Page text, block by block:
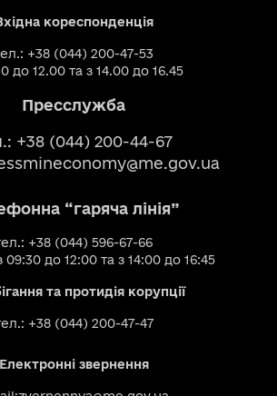
кореспонденція
+38 (044) 200-47-53
до 12.00 та з 14.00 до 16.45
Пресслужба
+38 (044) 200-44-67
“гаряча лінія”
+38 (044) 596-67-66
до 12:00 та з 14:00 до 16:45
та протидія корупції
+38 (044) 200-47-47
Електронні звернення